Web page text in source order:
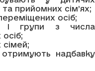
прийомних сім’ях;
осіб;
І групи з числа
сімей;
отримують надбавку